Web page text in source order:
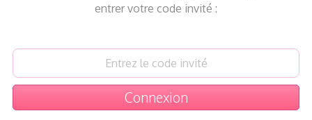
entrer votre code invité :